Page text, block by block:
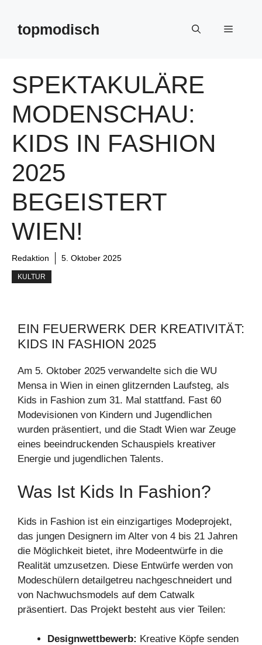
springentopmodisch Menü
SPEKTAKULÄRE
MODENSCHAU:
KIDS IN FASHION
2025
BEGEISTERT
WIEN!
Redaktion 5. Oktober 2025
KULTUR
EIN FEUERWERK DER KREATIVITÄT:
KIDS IN FASHION 2025
Am 5. Oktober 2025 verwandelte sich die WU
Mensa in Wien in einen glitzernden Laufsteg, als
Kids in Fashion zum 31. Mal stattfand. Fast 60
Modevisionen von Kindern und Jugendlichen
wurden präsentiert, und die Stadt Wien war Zeuge
eines beeindruckenden Schauspiels kreativer
Energie und jugendlichen Talents.
Was Ist Kids In Fashion?
Kids in Fashion ist ein einzigartiges Modeprojekt,
das jungen Designern im Alter von 4 bis 21 Jahren
die Möglichkeit bietet, ihre Modeentwürfe in die
Realität umzusetzen. Diese Entwürfe werden von
Modeschülern detailgetreu nachgeschneidert und
von Nachwuchsmodels auf dem Catwalk
präsentiert. Das Projekt besteht aus vier Teilen:
Designwettbewerb: Kreative Köpfe senden